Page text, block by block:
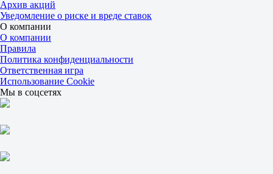
Архив акций
Уведомление о риске и вреде ставок
О компании
О компании
Правила
Политика конфиденциальности
Ответственная игра
Использование Cookie
Мы в соцсетях